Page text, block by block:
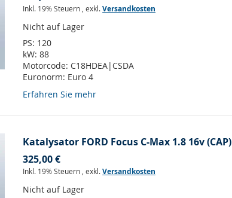
Inkl. 19% Steuern ,exkl.Versandkosten
Nicht auf Lager
PS: 120
kW:88
Motorcode: C18HDEA|CSDA
Euronorm: Euro 4
Erfahren Sie mehr
Katalysator FORD Focus C-Max 1.8 16v (CAP)
325,00 €
Inkl. 19% Steuern ,exkl.Versandkosten
Nicht auf Lager